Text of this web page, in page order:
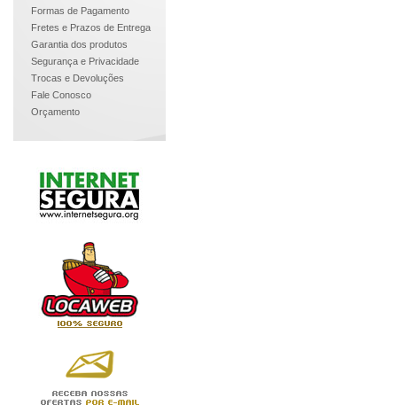
Formas de Pagamento
Fretes e Prazos de Entrega
Garantia dos produtos
Segurança e Privacidade
Trocas e Devoluções
Fale Conosco
Orçamento